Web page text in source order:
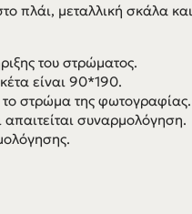
πλάι, μεταλλική σκάλα και
του στρώματος.
είναι 90*190.
το στρώμα της φωτογραφίας.
συναρμολόγηση.